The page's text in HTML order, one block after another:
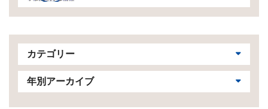
カテゴリー
年別アーカイブ